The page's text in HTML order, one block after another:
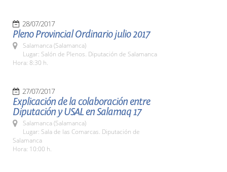
28/07/2017
Pleno Provincial Ordinario julio 2017
Salamanca (Salamanca)
Lugar: Salón de Plenos. Diputación de Salamanca
Hora: 8:30 h.
27/07/2017
Explicación de la colaboración entre
Diputación y USAL en Salamaq 17
Salamanca (Salamanca)
Lugar: Sala de las Comarcas. Diputación de
Salamanca
Hora: 10:00 h.